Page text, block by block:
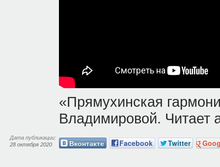
«Прямухинская
Владимировой. Читает
Вконтакте Facebook Twitter
Дата публикации:
28 октября 2020